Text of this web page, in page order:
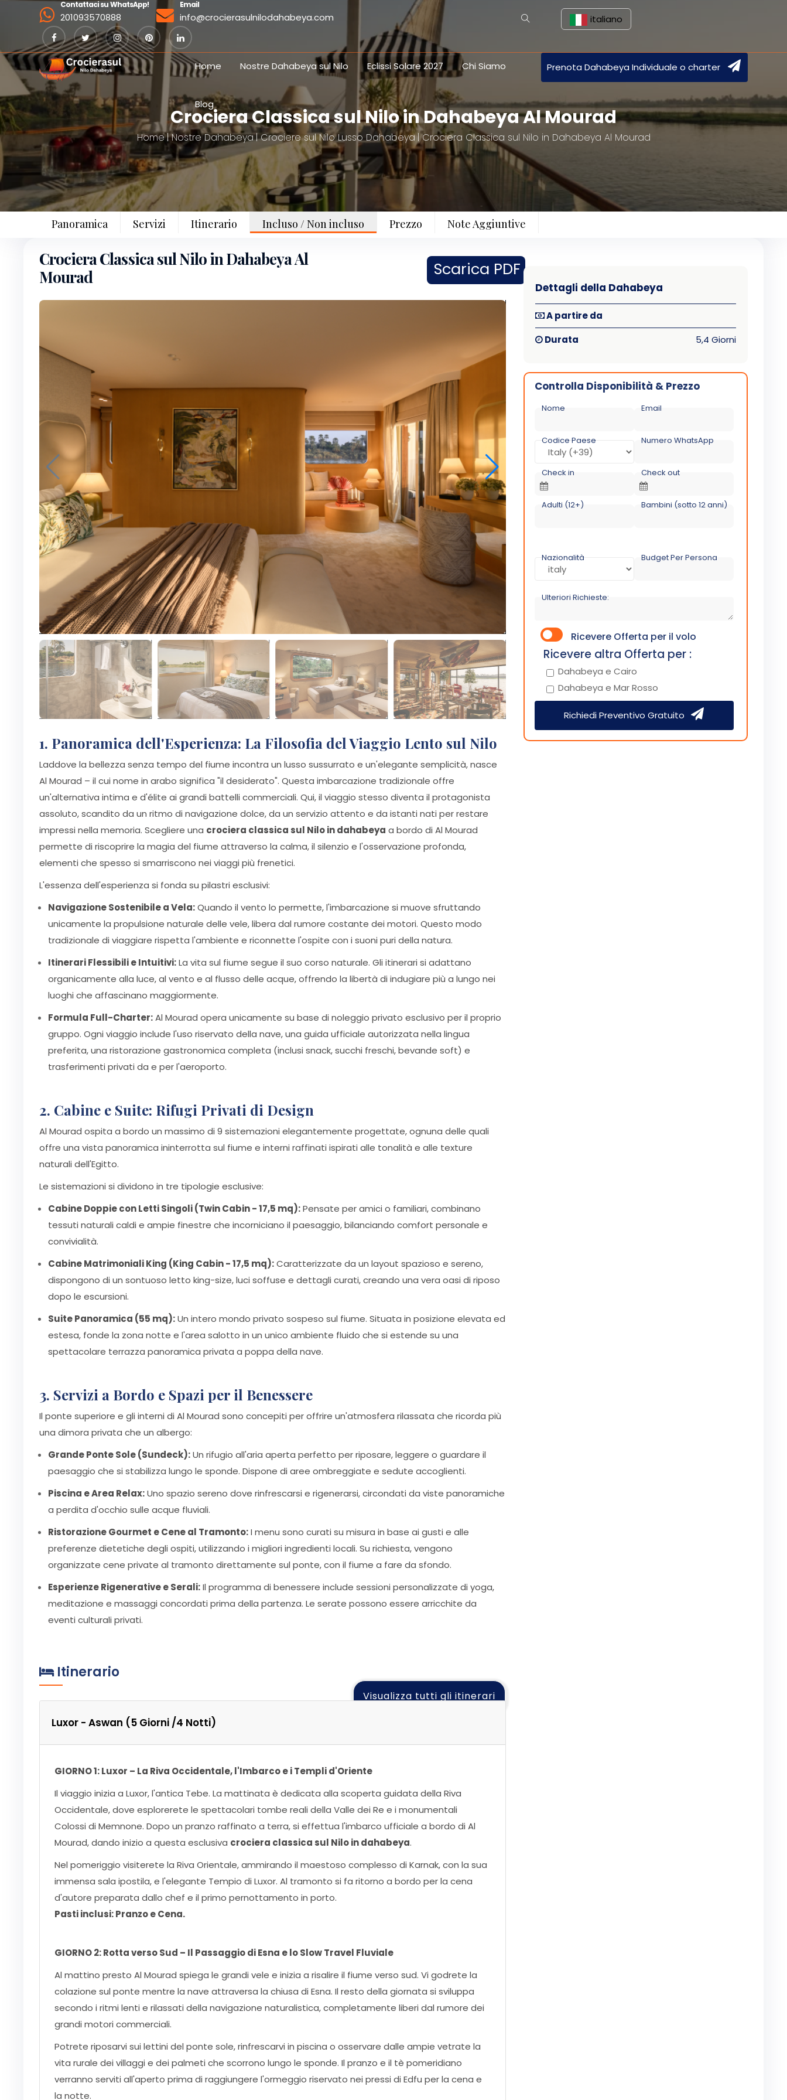
Contattaci su WhatsApp!
201093570888
Email
info@crocierasulnilodahabeya.com italiano
Home Nostre Dahabeya sul Nilo Eclissi Solare 2027 Chi Siamo
Blog
Prenota Dahabeya Individuale o charter
Crociera Classica sul Nilo in Dahabeya Al Mourad
Home Nostre Dahabeya Crociere sul Nilo Lusso Dahabeya Crociera Classica sul Nilo in Dahabeya Al Mourad
Panoramica Servizi Itinerario Incluso / Non incluso Prezzo Note Aggiuntive
Crociera Classica sul Nilo in Dahabeya Al
Mourad
Scarica PDF
1. Panoramica dell'Esperienza: La Filosofia del Viaggio Lento sul Nilo
Laddove la bellezza senza tempo del fiume incontra un lusso sussurrato e un'elegante semplicità, nasce
Al Mourad – il cui nome in arabo significa "il desiderato". Questa imbarcazione tradizionale offre
un'alternativa intima e d'élite ai grandi battelli commerciali. Qui, il viaggio stesso diventa il protagonista
assoluto, scandito da un ritmo di navigazione dolce, da un servizio attento e da istanti nati per restare
impressi nella memoria. Scegliere una crociera classica sul Nilo in dahabeya a bordo di Al Mourad
permette di riscoprire la magia del fiume attraverso la calma, il silenzio e l'osservazione profonda,
elementi che spesso si smarriscono nei viaggi più frenetici.
L'essenza dell'esperienza si fonda su pilastri esclusivi:
Navigazione Sostenibile a Vela:Quando il vento lo permette, l'imbarcazione si muove sfruttando
unicamente la propulsione naturale delle vele, libera dal rumore costante dei motori. Questo modo
tradizionale di viaggiare rispetta l'ambiente e riconnette l'ospite con i suoni puri della natura.
Itinerari Flessibili e Intuitivi:La vita sul fiume segue il suo corso naturale. Gli itinerari si adattano
organicamente alla luce, al vento e al flusso delle acque, offrendo la libertà di indugiare più a lungo nei
luoghi che affascinano maggiormente.
Formula Full-Charter:Al Mourad opera unicamente su base di noleggio privato esclusivo per il proprio
gruppo. Ogni viaggio include l'uso riservato della nave, una guida ufficiale autorizzata nella lingua
preferita, una ristorazione gastronomica completa (inclusi snack, succhi freschi, bevande soft) e
trasferimenti privati da e per l'aeroporto.
2. Cabine e Suite: Rifugi Privati di Design
Al Mourad ospita a bordo un massimo di 9 sistemazioni elegantemente progettate, ognuna delle quali
offre una vista panoramica ininterrotta sul fiume e interni raffinati ispirati alle tonalità e alle texture
naturali dell'Egitto.
Le sistemazioni si dividono in tre tipologie esclusive:
Cabine Doppie con Letti Singoli (Twin Cabin - 17,5 mq):Pensate per amici o familiari, combinano
tessuti naturali caldi e ampie finestre che incorniciano il paesaggio, bilanciando comfort personale e
convivialità.
Cabine Matrimoniali King (King Cabin - 17,5 mq):Caratterizzate da un layout spazioso e sereno,
dispongono di un sontuoso letto king-size, luci soffuse e dettagli curati, creando una vera oasi di riposo
dopo le escursioni.
Suite Panoramica (55 mq):Un intero mondo privato sospeso sul fiume. Situata in posizione elevata ed
estesa, fonde la zona notte e l'area salotto in un unico ambiente fluido che si estende su una
spettacolare terrazza panoramica privata a poppa della nave.
3. Servizi a Bordo e Spazi per il Benessere
Il ponte superiore e gli interni di Al Mourad sono concepiti per offrire un'atmosfera rilassata che ricorda più
una dimora privata che un albergo:
Grande Ponte Sole (Sundeck):Un rifugio all'aria aperta perfetto per riposare, leggere o guardare il
paesaggio che si stabilizza lungo le sponde. Dispone di aree ombreggiate e sedute accoglienti.
Piscina e Area Relax:Uno spazio sereno dove rinfrescarsi e rigenerarsi, circondati da viste panoramiche
a perdita d'occhio sulle acque fluviali.
Ristorazione Gourmet e Cene al Tramonto:I menu sono curati su misura in base ai gusti e alle
preferenze dietetiche degli ospiti, utilizzando i migliori ingredienti locali. Su richiesta, vengono
organizzate cene private al tramonto direttamente sul ponte, con il fiume a fare da sfondo.
Esperienze Rigenerative e Serali:Il programma di benessere include sessioni personalizzate di yoga,
meditazione e massaggi concordati prima della partenza. Le serate possono essere arricchite da
eventi culturali privati.
Itinerario
Visualizza tutti gli itinerari
Luxor - Aswan (5 Giorni /4 Notti)
GIORNO 1: Luxor – La Riva Occidentale, l'Imbarco e i Templi d'Oriente
Il viaggio inizia a Luxor, l'antica Tebe. La mattinata è dedicata alla scoperta guidata della Riva
Occidentale, dove esplorerete le spettacolari tombe reali della Valle dei Re e i monumentali
Colossi di Memnone. Dopo un pranzo raffinato a terra, si effettua l'imbarco ufficiale a bordo di Al
Mourad, dando inizio a questa esclusiva crociera classica sul Nilo in dahabeya.
Nel pomeriggio visiterete la Riva Orientale, ammirando il maestoso complesso di Karnak, con la sua
immensa sala ipostila, e l'elegante Tempio di Luxor. Al tramonto si fa ritorno a bordo per la cena
d'autore preparata dallo chef e il primo pernottamento in porto.
Pasti inclusi: Pranzo e Cena.
GIORNO 2: Rotta verso Sud – Il Passaggio di Esna e lo Slow Travel Fluviale
Al mattino presto Al Mourad spiega le grandi vele e inizia a risalire il fiume verso sud. Vi godrete la
colazione sul ponte mentre la nave attraversa la chiusa di Esna. Il resto della giornata si sviluppa
secondo i ritmi lenti e rilassati della navigazione naturalistica, completamente liberi dal rumore dei
grandi motori commerciali.
Potrete riposarvi sui lettini del ponte sole, rinfrescarvi in piscina o osservare dalle ampie vetrate la
vita rurale dei villaggi e dei palmeti che scorrono lungo le sponde. Il pranzo e il tè pomeridiano
verranno serviti all'aperto prima di raggiungere l'ormeggio riservato nei pressi di Edfu per la cena e
la notte.
Dettagli della Dahabeya
A partire da
Durata
5,4 Giorni
Controlla Disponibilità & Prezzo
Nome Email
Codice Paese Numero WhatsApp
Check in Check out
Adulti (12+) Bambini (sotto 12 anni)
Nazionalità Budget Per Persona
Ulteriori Richieste:
Ricevere Offerta per il volo
Ricevere altra Offerta per :
Dahabeya e Cairo
Dahabeya e Mar Rosso
Richiedi Preventivo Gratuito